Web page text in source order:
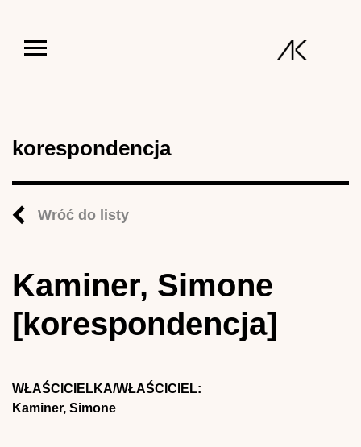
korespondencja
Wróć do listy
Kaminer, Simone
[korespondencja]
WŁAŚCICIELKA/WŁAŚCICIEL:
Kaminer, Simone